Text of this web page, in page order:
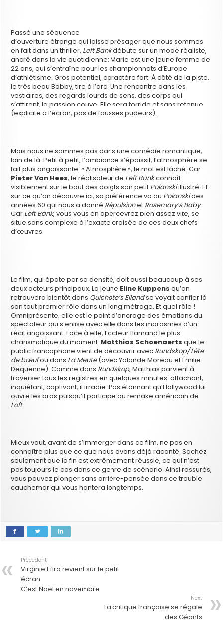
Passé une séquence
d’ouverture étrange qui laisse présager que nous sommes
en fait dans un thriller, Left Bankdébute sur un mode réaliste,
ancré dans la vie quotidienne: Marie est une jeune femme de
22 ans, qui s’entraîne pour les championnats d’Europe
d’athlétisme. Gros potentiel, caractère fort. À côté de la piste,
le très beau Bobby, tire à l’arc. Une rencontre dans les
vestiaires, des regards lourds de sens, des corps qui
s’attirent, la passion couve. Elle sera torride et sans retenue
(explicite à l’écran, pas de fausses pudeurs).
Mais nous ne sommes pas dans une comédie romantique,
loin de là. Petit à petit, l’ambiance s’épaissit, l’atmosphère se
fait plus angoissante. « Atmosphère », le mot est lâché. Car
Pieter Van Hees, le réalisateur de Left Bankconnaît
visiblement sur le bout des doigts son petit Polanskiillustré. Et
sur ce qu’on découvre ici, sa préférence va au Polanskides
années 60 qui nous a donné Répulsionet Rosemary’s Baby.
Car Left Bank, vous vous en apercevrez bien assez vite, se
situe sans complexe à l’exacte croisée de ces deux chefs
d’œuvres.
Le film, qui épate par sa densité, doit aussi beaucoup à ses
deux acteurs principaux. La jeune Eline Kuppensqu’on
retrouvera bientôt dans Quichote’s Eilandse voyait confier là
son tout premier rôle dans un long métrage. Et quel rôle !
Omniprésente, elle est le point d’ancrage des émotions du
spectateur qui s’enlise avec elle dans les marasmes d’un
récit angoissant. Face à elle, l’acteur flamand le plus
charismatique du moment: Matthias Schoenaerts que le
public francophone vient de découvrir avec Rundskop/Tête
de bœufou dans La Meute(avec Yolande Moreau et Émilie
Dequenne). Comme dans Rundskop, Matthias parvient à
traverser tous les registres en quelques minutes: attachant,
inquiétant, captivant, il irradie. Pas étonnant qu’Hollywood lui
ouvre les bras puisqu’il participe au remake américain de
Loft.
Mieux vaut, avant de s’immerger dans ce film, ne pas en
connaître plus que ce que nous avons déjà raconté. Sachez
seulement que la fin est extrêmement réussie, ce qui n’est
pas toujours le cas dans ce genre de scénario. Ainsi rassurés,
vous pouvez plonger sans arrière-pensée dans ce trouble
cauchemar qui vous hantera longtemps.
Précedent
Virginie Efira revient sur le petit
écran
C’est Noël en novembre
Next
La critique française se régale
des Géants